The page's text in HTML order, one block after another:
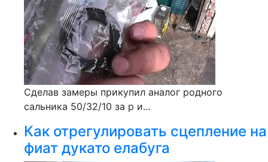
Сделав замеры прикупил аналог родного
сальника 50/32/10 за р и...
Как отрегулировать сцепление на
фиат дукато елабуга